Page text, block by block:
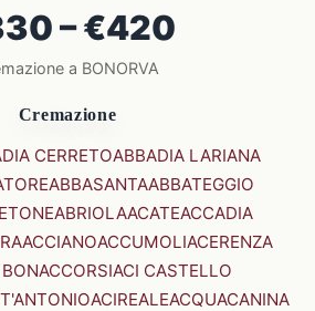
– €420
a BONORVA
Cremazione
CERRETOABBADIA LARIANA
ABBASANTAABBATEGGIO
ABRIOLAACATEACCADIA
ACCIANOACCUMOLIACERENZA
ACI CASTELLO
ACIREALEACQUACANINA